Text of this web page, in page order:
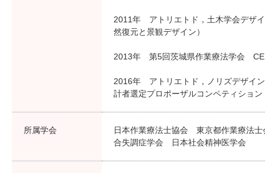
2011年 アトリエトド，土木学会デザ
然復元と景観デザイン）
2013年 第5回茨城県作業療法学会
2016年 アトリエトド，ノリズデザイ
計者選定プロポーザルコンペティショ
所属学会
日本作業療法士協会 東京都作業療法
合失調症学会 日本社会精神医学会